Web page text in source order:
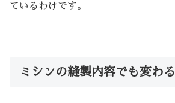
ているわけです。
ミシンの縫製内容でも変わる